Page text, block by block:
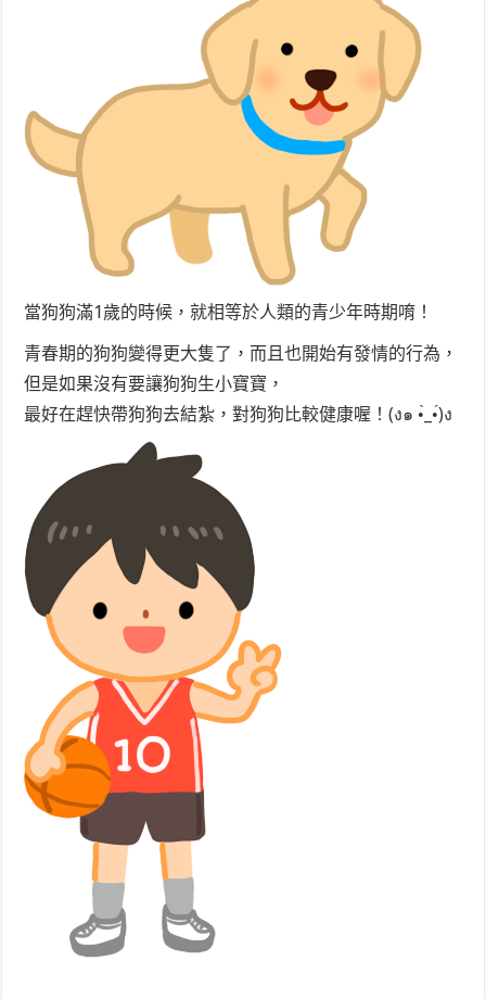
當狗狗滿1歲的時候，就相等於人類的青少年時期唷！
青春期的狗狗變得更大隻了，而且也開始有發情的行為，
但是如果沒有要讓狗狗生小寶寶，
最好在趕快帶狗狗去結紮，對狗狗比較健康喔！(ง๑ •̀_•́)ง